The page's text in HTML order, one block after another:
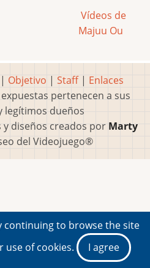
Vídeos de
Majuu Ou
| Objetivo | Staff| Enlaces
pertenecen a sus
legítimos dueños
y diseños creados por Marty
del Videojuego®
continuing to browse the site
use of cookies.
I agree